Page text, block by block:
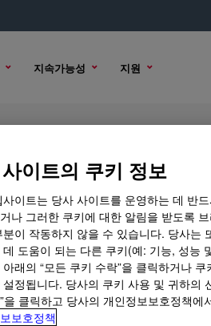
지속가능성 지원
Gel
구매 옵션
이트의 쿠키 정보
사이트는 당사 사이트를 운영하는 데 반
나 그러한 쿠키에 대한 알림을 받도록
분이 작동하지 않을 수 있습니다. 당사는
데 도움이 되는 다른 쿠키(예: 기능, 성능
아래의 “모든 쿠키 수락”을 클릭하거나
정됩니다. 당사의 쿠키 사용 및 귀하의
을 클릭하고 당사의 개인정보보호정책에
보호정책